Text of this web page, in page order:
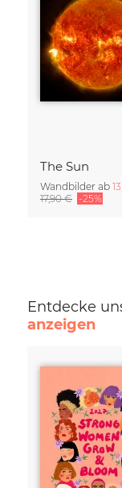
The Sun
Wandbilder ab
17,90 € -25%
Entdecke
anzeigen